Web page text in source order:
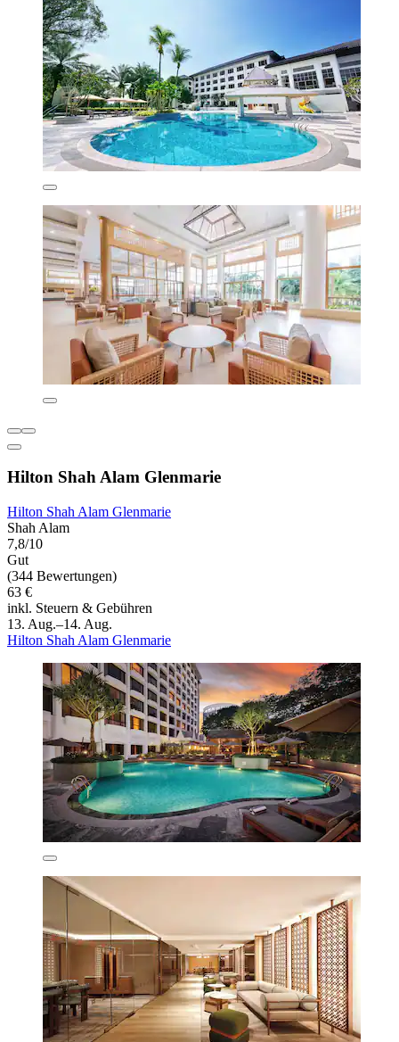
Hilton Shah Alam Glenmarie
Hilton Shah Alam Glenmarie
Shah Alam
7,8/10
Gut
(344 Bewertungen)
63 €
inkl. Steuern & Gebühren
13. Aug.–14. Aug.
Hilton Shah Alam Glenmarie